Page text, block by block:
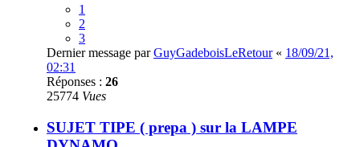
1
2
3
Dernier message parGuyGadeboisLeRetour« 18/09/21,
02:31
Réponses : 26
25774 Vues
SUJET TIPE ( prepa ) sur la LAMPE